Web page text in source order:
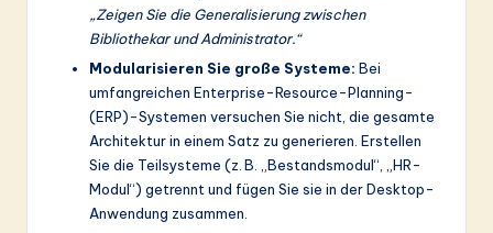
„Zeigen Sie die Generalisierung zwischen
Bibliothekar und Administrator.“
Modularisieren Sie große Systeme: Bei
umfangreichen Enterprise-Resource-Planning-
(ERP)-Systemen versuchen Sie nicht, die gesamte
Architektur in einem Satz zu generieren. Erstellen
Sie die Teilsysteme (z. B. „Bestandsmodul“, „HR-
Modul“) getrennt und fügen Sie sie in der Desktop-
Anwendung zusammen.